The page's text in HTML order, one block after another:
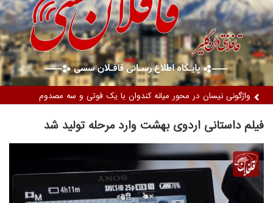
دستگیری دو زن متهم / کشف ۵ کیلوگرم مواد مخدر از نوع تریاک
فیلم داستانی اردوی بهشت وارد مرحله تولید شد